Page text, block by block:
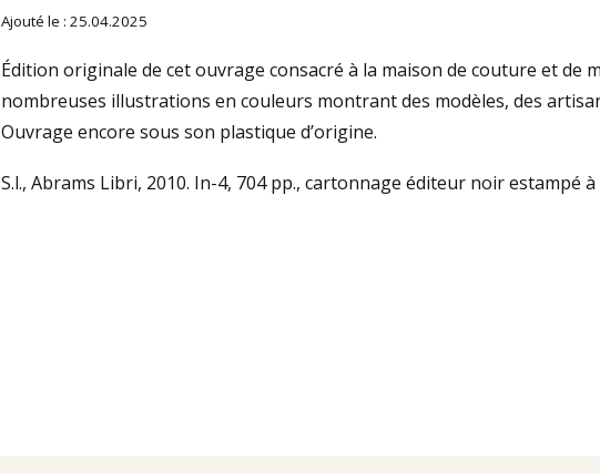
Ajouté le : 25.04.2025
Édition originale de cet ouvrage consacré à la maison de couture et de
nombreuses illustrations en couleurs montrant des modèles, des
Ouvrage encore sous son plastique d’origine.
S.l., Abrams Libri, 2010. In-4, 704 pp., cartonnage éditeur noir estampé